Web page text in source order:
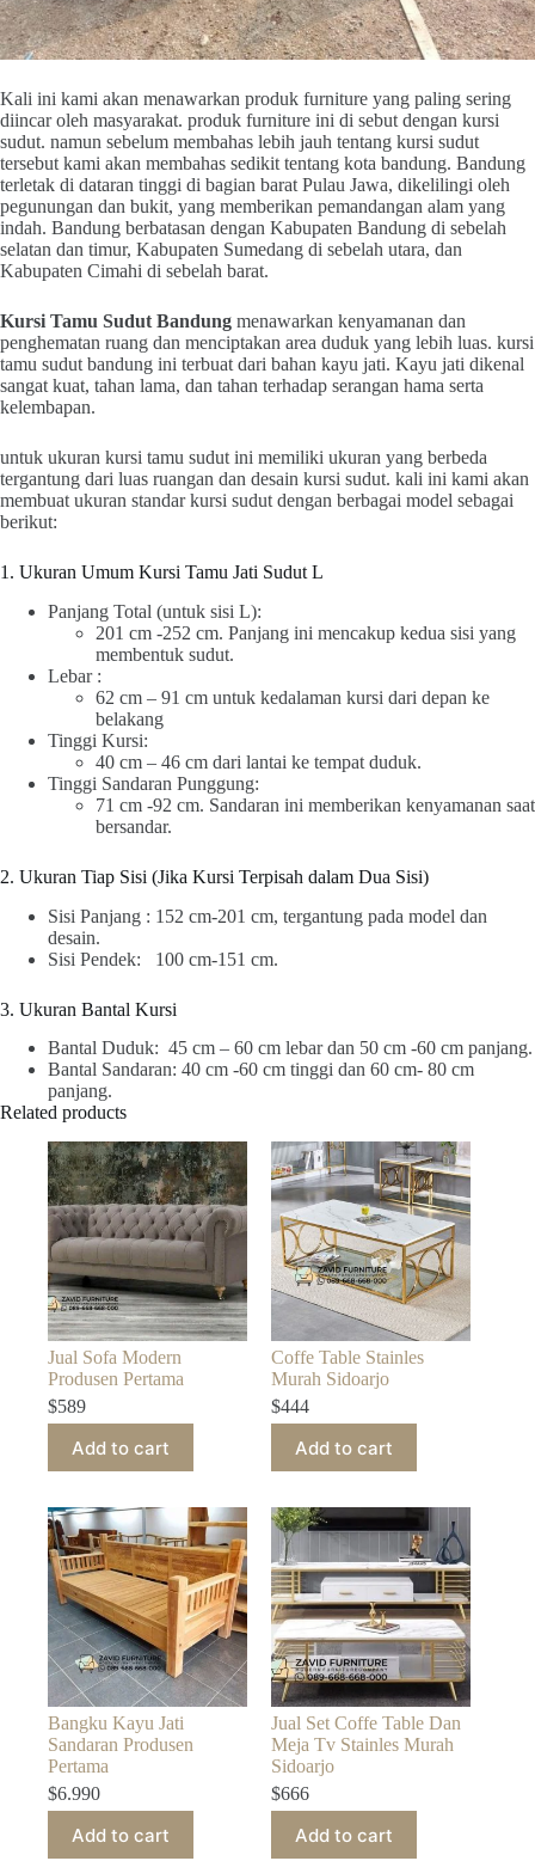
Kali ini kami akan menawarkan produk furniture yang paling sering
diincar oleh masyarakat. produk furniture ini di sebut dengan kursi
sudut. namun sebelum membahas lebih jauh tentang kursi sudut
tersebut kami akan membahas sedikit tentang kota bandung. Bandung
terletak di dataran tinggi di bagian barat Pulau Jawa, dikelilingi oleh
pegunungan dan bukit, yang memberikan pemandangan alam yang
indah. Bandung berbatasan dengan Kabupaten Bandung di sebelah
selatan dan timur, Kabupaten Sumedang di sebelah utara, dan
Kabupaten Cimahi di sebelah barat.
Kursi Tamu Sudut Bandung menawarkan kenyamanan dan
penghematan ruang dan menciptakan area duduk yang lebih luas. kursi
tamu sudut bandung ini terbuat dari bahan kayu jati. Kayu jati dikenal
sangat kuat, tahan lama, dan tahan terhadap serangan hama serta
kelembapan.
untuk ukuran kursi tamu sudut ini memiliki ukuran yang berbeda
tergantung dari luas ruangan dan desain kursi sudut. kali ini kami akan
membuat ukuran standar kursi sudut dengan berbagai model sebagai
berikut:
1. Ukuran Umum Kursi Tamu Jati Sudut L
Panjang Total (untuk sisi L):
201 cm -252 cm. Panjang ini mencakup kedua sisi yang
membentuk sudut.
Lebar :
62 cm – 91 cm untuk kedalaman kursi dari depan ke
belakang
Tinggi Kursi:
40 cm – 46 cm dari lantai ke tempat duduk.
Tinggi Sandaran Punggung:
71 cm -92 cm. Sandaran ini memberikan kenyamanan saat
bersandar.
2. Ukuran Tiap Sisi (Jika Kursi Terpisah dalam Dua Sisi)
Sisi Panjang : 152 cm-201 cm, tergantung pada model dan
desain.
Sisi Pendek: 100 cm-151 cm.
3. Ukuran Bantal Kursi
Bantal Duduk: 45 cm – 60 cm lebar dan 50 cm -60 cm panjang.
Bantal Sandaran: 40 cm -60 cm tinggi dan 60 cm- 80 cm
panjang.
Related products
Jual Sofa Modern
Produsen Pertama
$589
Add to cart
Coffe Table Stainles
Murah Sidoarjo
$444
Add to cart
Bangku Kayu Jati
Sandaran Produsen
Pertama
$6.990
Add to cart
Jual Set Coffe Table Dan
Meja Tv Stainles Murah
Sidoarjo
$666
Add to cart